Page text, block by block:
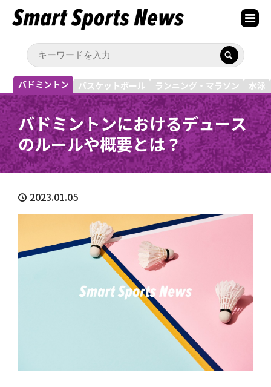
バドミントン バスケットボール ランニング・マラソン 水泳
バドミントンにおけるデュース
のルールや概要とは？
2023.01.05